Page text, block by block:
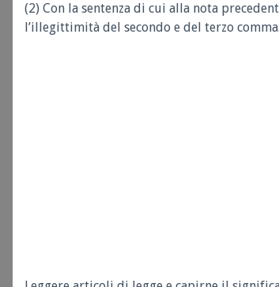
(2) Con la sentenza di cui alla nota
l’illegittimità del secondo e del terzo comma.